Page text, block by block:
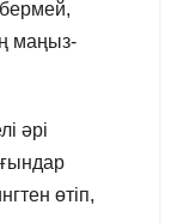
маңыз-
әрі
өтіп,